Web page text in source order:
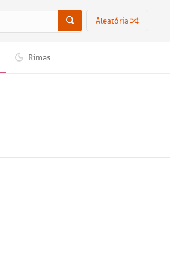
Aleatória
Rimas